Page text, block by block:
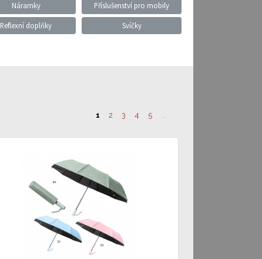
Náramky Příslušenství pro mobily
Reflexní doplňky Svíčky
1 2 3 4 5